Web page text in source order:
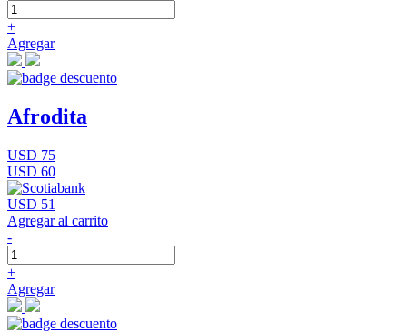
+
Agregar
Afrodita
USD 75
USD 60
USD 51
Agregar al carrito
-
+
Agregar